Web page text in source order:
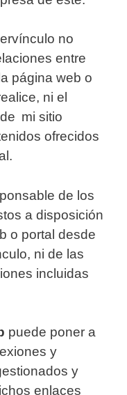
no
entre
página web o
ni el
mi sitio
ofrecidos
de los
a disposición
o portal desde
ni de las
incluidas
puede poner a
y
y
enlaces